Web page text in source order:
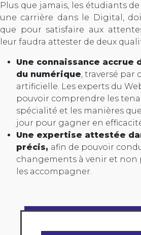
Plus que jamais, les étudiants
une carrière dans le Digital,
que pour satisfaire aux
leur faudra attester de deux
Une connaissance accrue
du numérique, traversé par
artificielle. Les experts du
pouvoir comprendre les
spécialité et les manières
jour pour gagner en
Une expertise attestée
précis, afin de pouvoir
changements à venir et non
les accompagner.